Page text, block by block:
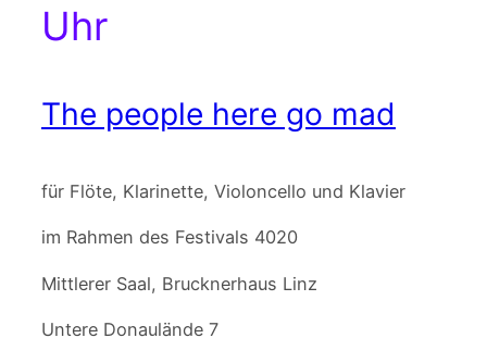
Uhr
The people here go mad
für Flöte, Klarinette, Violoncello und Klavier
im Rahmen des Festivals 4020
Mittlerer Saal, Brucknerhaus Linz
Untere Donaulände 7